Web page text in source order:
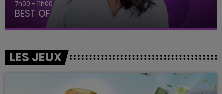
7h00 - 11h00
BEST OF
LES JEUX